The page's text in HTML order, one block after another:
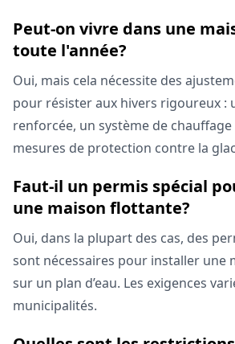
Peut-on vivre dans une
toute l'année?
Oui, mais cela nécessite des
pour résister aux hivers rigoureux :
renforcée, un système de
mesures de protection contre la
Faut-il un permis spécial
une maison flottante?
Oui, dans la plupart des cas, des
sont nécessaires pour installer une
sur un plan d’eau. Les exigences
municipalités.